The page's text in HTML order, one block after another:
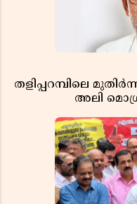
തളിപ്പറമ്പിലെ
അലി